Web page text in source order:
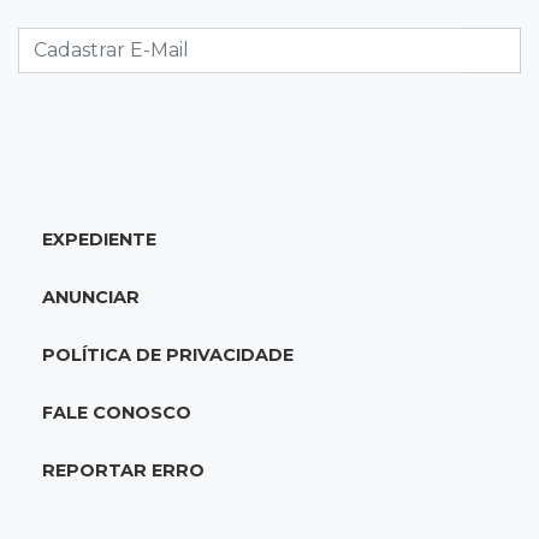
acidente com F-1000 na Av. Heráclito
18:28Concurso 3.042
acumulado em R$ 165 milhões
18:05Energia renovável
EXPEDIENTE
ANUNCIAR
POLÍTICA DE PRIVACIDADE
FALE CONOSCO
REPORTAR ERRO